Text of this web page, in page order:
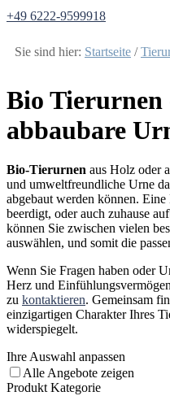
+49 6222-9599918
Sie sind hier: Startseite /
Bio Tierurnen
abbaubare
Bio-Tierurnen aus Holz oder
und umweltfreundliche Urne
abgebaut werden können.
beerdigt, oder auch zuhause
können Sie zwischen vielen
auswählen, und somit die
Wenn Sie Fragen haben oder
Herz und
zu kontaktieren. Gemeinsam
einzigartigen Charakter Ihres
widerspiegelt.
Ihre Auswahl anpassen
Alle Angebote zeigen
Produkt Kategorie